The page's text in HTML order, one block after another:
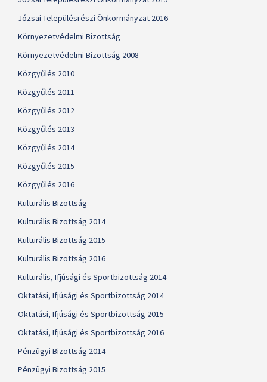
Józsai Településrészi Önkormányzat 2016
Környezetvédelmi Bizottság
Környezetvédelmi Bizottság 2008
Közgyűlés 2010
Közgyűlés 2011
Közgyűlés 2012
Közgyűlés 2013
Közgyűlés 2014
Közgyűlés 2015
Közgyűlés 2016
Kulturális Bizottság
Kulturális Bizottság 2014
Kulturális Bizottság 2015
Kulturális Bizottság 2016
Kulturális, Ifjúsági és Sportbizottság 2014
Oktatási, Ifjúsági és Sportbizottság 2014
Oktatási, Ifjúsági és Sportbizottság 2015
Oktatási, Ifjúsági és Sportbizottság 2016
Pénzügyi Bizottság 2014
Pénzügyi Bizottság 2015